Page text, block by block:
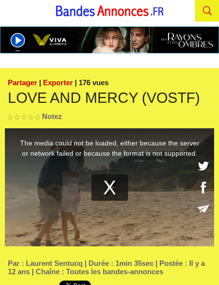
Partager | Exporter | 176 vues
LOVE AND MERCY (VOSTF)
Notez
Par : Laurent Sentucq | Durée : 1min 35sec | Postée : Il y a
12 ans | Chaîne : Toutes les bandes-annonces